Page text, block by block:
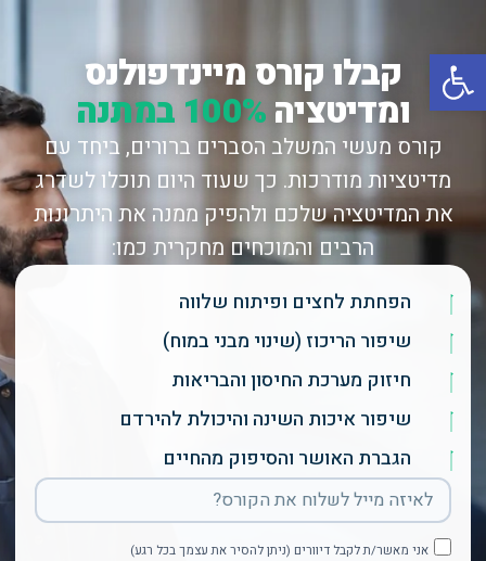
פתח סרגל נגישותקבלו קורס מיינדפולנס
ומדיטציה100% במתנה
קורס מעשי המשלב הסברים ברורים, ביחד עם
מדיטציות מודרכות. כך שעוד היום תוכלו לשדרג
את המדיטציה שלכם ולהפיק ממנה את היתרונות
הרבים והמוכחים מחקרית כמו:
הפחתת לחצים ופיתוח שלווה
שיפור הריכוז (שינוי מבני במוח)
חיזוק מערכת החיסון והבריאות
שיפור איכות השינה והיכולת להירדם
הגברת האושר והסיפוק מהחיים
אני מאשר/ת לקבל דיוורים (ניתן להסיר את עצמך בכל רגע)